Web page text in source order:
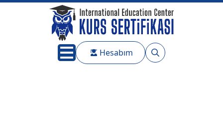
Hesabım